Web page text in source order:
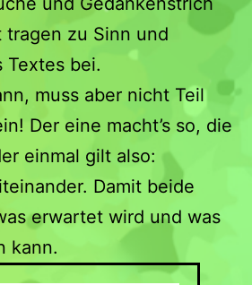
zu Sinn und
Textes bei.
muss aber nicht Teil
Der eine macht’s so, die
einmal gilt also:
Damit beide
erwartet wird und was
kann.